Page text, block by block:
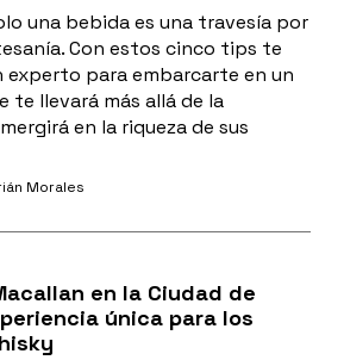
una bebida es una travesía por
Con estos cinco tips te
experto para embarcarte en un
te llevará más allá de la
en la riqueza de sus
Morales
en la Ciudad de
única para los